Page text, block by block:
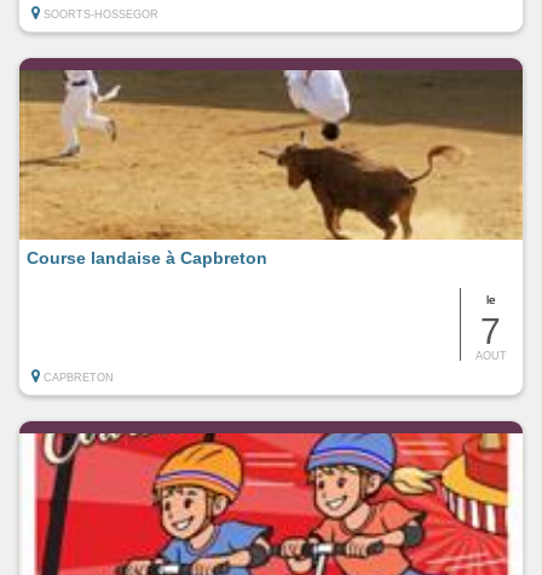
SOORTS-HOSSEGOR
le
7
AOUT
Course landaise à Capbreton
CAPBRETON